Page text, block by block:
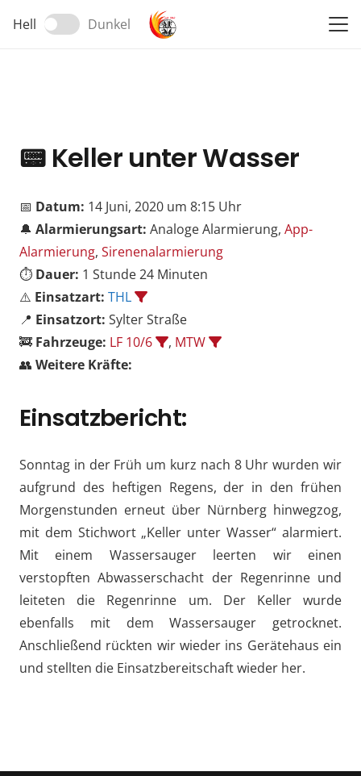
Hell Dunkel
📟Keller unter Wasser
📅 Datum: 14 Juni, 2020 um 8:15 Uhr
🔔 Alarmierungsart: Analoge Alarmierung, App-
Alarmierung, Sirenenalarmierung
⏱️ Dauer: 1 Stunde 24 Minuten
⚠️ Einsatzart: THL
📍 Einsatzort: Sylter Straße
🚒 Fahrzeuge: LF 10/6 , MTW
👥 Weitere Kräfte:
Einsatzbericht:
Sonntag in der Früh um kurz nach 8 Uhr wurden wir
aufgrund des heftigen Regens, der in den frühen
Morgenstunden erneut über Nürnberg hinwegzog,
mit dem Stichwort „Keller unter Wasser“ alarmiert.
Mit einem Wassersauger leerten wir einen
verstopften Abwasserschacht der Regenrinne und
leiteten die Regenrinne um. Der Keller wurde
ebenfalls mit dem Wassersauger getrocknet.
Anschließend rückten wir wieder ins Gerätehaus ein
und stellten die Einsatzbereitschaft wieder her.